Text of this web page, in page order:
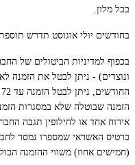
בכל מלון.
בחודשים יולי אוגוסט תדרש
בכפוף למדיניות הביטולים של
הזמנה שבוטלה שלא במסגרות
אירוח אחד או לחילופין תגבה
(חמישים אחוז) משווי ההזמנה